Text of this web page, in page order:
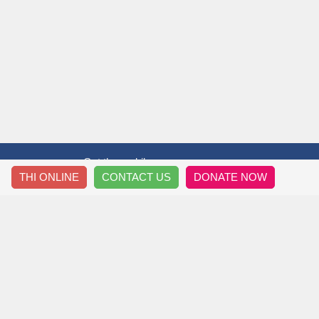
Get the mobile app
THI ONLINE CONTACT US DONATE NOW
T&T THẦY TRÒ